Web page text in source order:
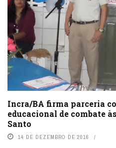
Incra/BA firma parceria
educacional de combate
Santo
14 DE DEZEMBRO DE 2016